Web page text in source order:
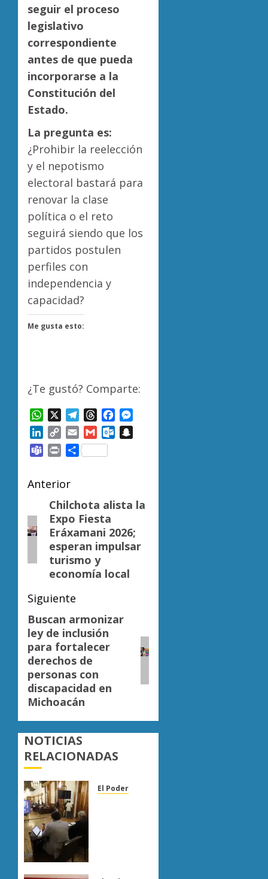
seguir el proceso
legislativo
correspondiente
antes de que pueda
incorporarse a la
Constitución del
Estado.
La pregunta es:
¿Prohibir la reelección
y el nepotismo
electoral bastará para
renovar la clase
política o el reto
seguirá siendo que los
partidos postulen
perfiles con
independencia y
capacidad?
Me gusta esto:
¿Te gustó? Comparte:
WhatsAppTelegram
ThreadsFacebook
LinkedIn
Copy
Link
Email GmailOutlook.com
TeamsPrintCompartir
Navegación
de
entradas
Anterior
Entrada
anterior:
Chilchota alista la
Expo Fiesta
Eráxamani 2026;
esperan impulsar
turismo y
economía local
Siguiente
Siguiente
entrada:
Buscan armonizar
ley de inclusión
para fortalecer
derechos de
personas con
discapacidad en
Michoacán
NOTICIAS
RELACIONADAS
El Poder